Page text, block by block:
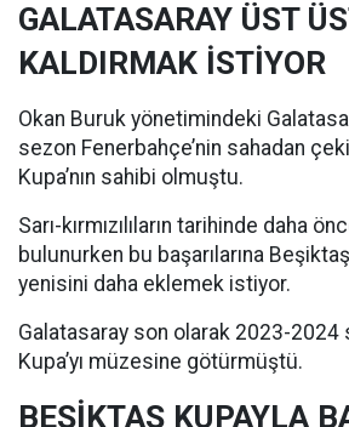
GALATASARAY ÜST
KALDIRMAK İSTİYOR
Okan Buruk yönetimindeki
sezon Fenerbahçe’nin sahadan
Kupa’nın sahibi olmuştu.
Sarı-kırmızılıların tarihinde daha
bulunurken bu başarılarına
yenisini daha eklemek istiyor.
Galatasaray son olarak 2023-2024
Kupa’yı müzesine götürmüştü.
BEŞİKTAŞ KUPAYLA